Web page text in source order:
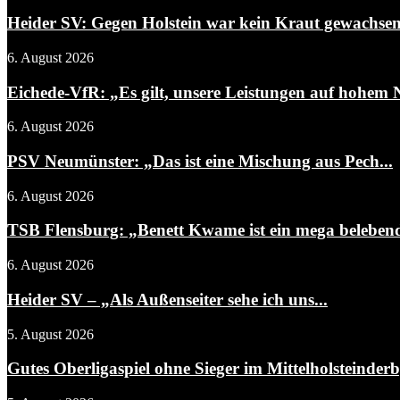
Heider SV: Gegen Holstein war kein Kraut gewachsen
6. August 2026
Eichede-VfR: „Es gilt, unsere Leistungen auf hohem
6. August 2026
PSV Neumünster: „Das ist eine Mischung aus Pech...
6. August 2026
TSB Flensburg: „Benett Kwame ist ein mega
6. August 2026
Heider SV – „Als Außenseiter sehe ich uns...
5. August 2026
Gutes Oberligaspiel ohne Sieger im